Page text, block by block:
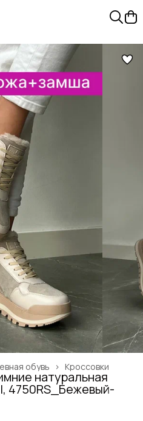
Кроссовки
обувь ›
натуральная
4750RS_Бежевый-